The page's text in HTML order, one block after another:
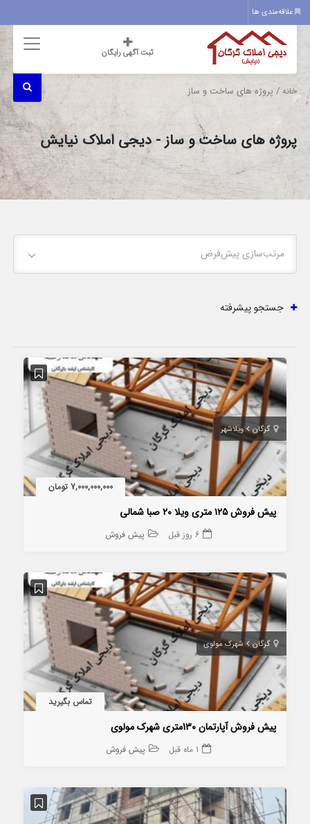
علاقه‌مندی ها
ثبت آگهی رایگان
خانه / پروژه های ساخت و ساز
پروژه های ساخت و ساز - دیجی املاک نیایش
مرتب‌سازی پیش‌فرض
جستجو پیشرفته
گرگان ویلاشهر
7,000,000,000 تومان
پیش فروش ۱۲۵ متری ویلا ۲۰ صبا شمالی
6 روز قبل پیش فروش
گرگان شهرک مولوی
تماس بگیرید
پیش فروش آپارتمان 130متری شهرک مولوی
1 ماه قبل پیش فروش